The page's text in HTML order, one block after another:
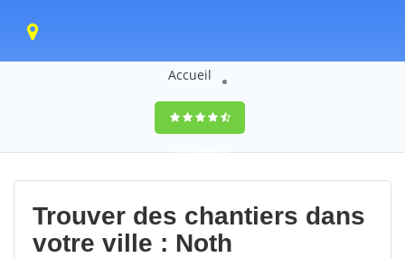
Accueil
9,5(100%)0
votes
Trouver des chantiers dans
votre ville : Noth